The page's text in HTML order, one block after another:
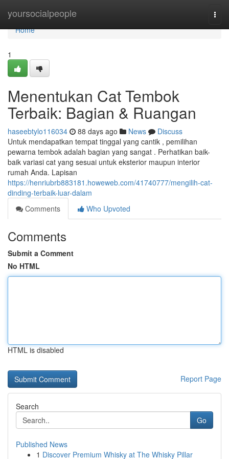
yoursocialpeople
Home
Home
1
Menentukan Cat Tembok
Terbaik: Bagian & Ruangan
haseebtylo116034 88 days ago News
Discuss
Untuk mendapatkan tempat tinggal yang cantik , pemilihan
pewarna tembok adalah bagian yang sangat . Perhatikan baik-
baik variasi cat yang sesuai untuk eksterior maupun interior
rumah Anda. Lapisan
https://henriubrb883181.howeweb.com/41740777/mengilih-cat-
dinding-terbaik-luar-dalam
Comments
Who Upvoted
Comments
Submit a Comment
No HTML
HTML is disabled
Report Page
Search
Go
Published News
1 Discover Premium Whisky at The Whisky Pillar